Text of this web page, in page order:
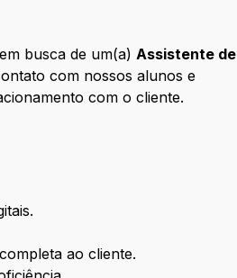
busca de um(a)Assistente de
com nossos alunos e
com o cliente.
ao cliente.